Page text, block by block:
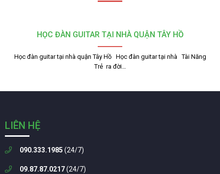
HỌC ĐÀN GUITAR TẠI NHÀ QUẬN TÂY HỒ
Học đàn guitar tại nhà quận Tây Hồ Học đàn guitar tại nhà Tài Năng
Trẻ ra đời…
LIÊN HỆ
090.333.1985 (24/7)
09.87.87.0217(24/7)